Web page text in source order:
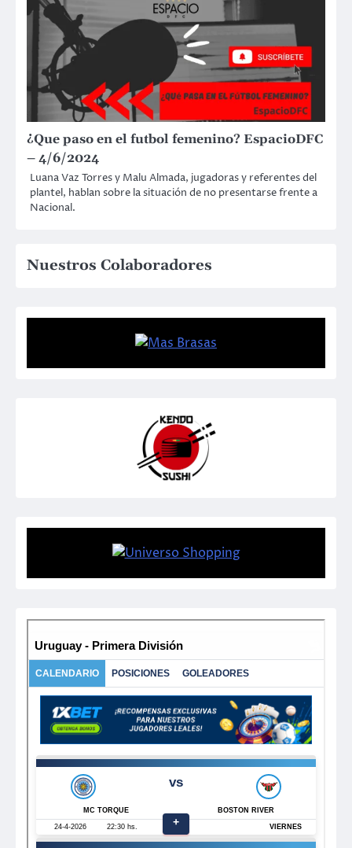
¿Que paso en el futbol femenino? EspacioDFC
– 4/6/2024
Luana Vaz Torres y Malu Almada, jugadoras y referentes del
plantel, hablan sobre la situación de no presentarse frente a
Nacional.
Nuestros Colaboradores